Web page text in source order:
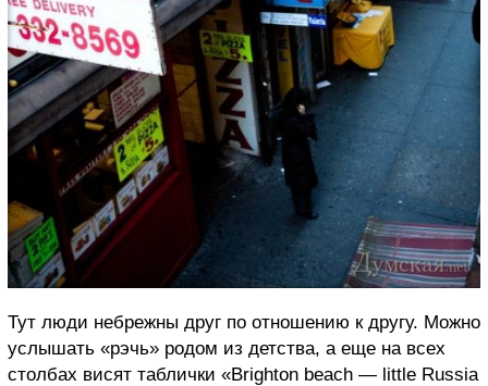
Тут люди небрежны друг по отношению к другу. Можно
услышать «рэчь» родом из детства, а еще на всех
столбах висят таблички «Brighton beach — little Russia